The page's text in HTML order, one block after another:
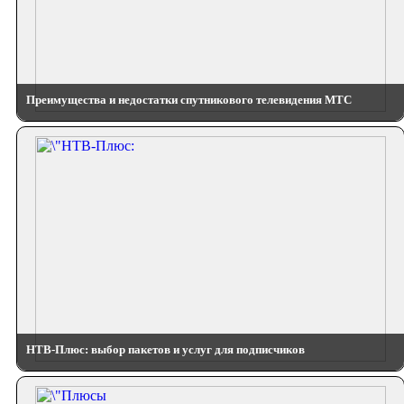
Преимущества и недостатки спутникового телевидения МТС
НТВ-Плюс: выбор пакетов и услуг для подписчиков